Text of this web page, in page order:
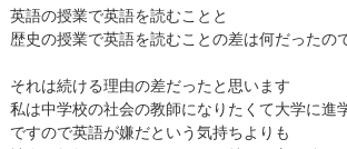
英語の授業で英語を読むことと
歴史の授業で英語を読むことの差は何だったの
それは続ける理由の差だったと思います
私は中学校の社会の教師になりたくて大学に進
ですので英語が嫌だという気持ちよりも